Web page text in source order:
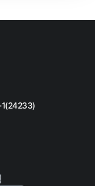
1(24233)